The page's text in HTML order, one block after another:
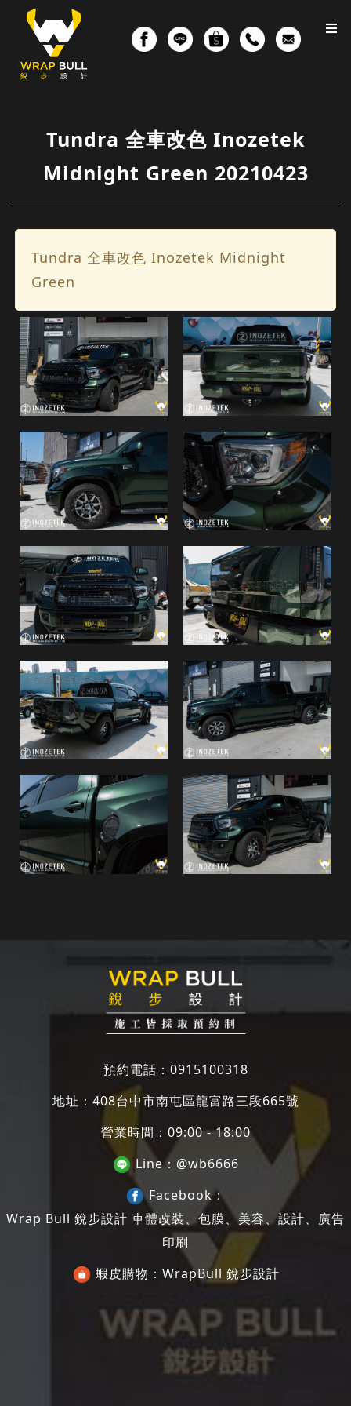
Tundra 全車改色 Inozetek
Midnight Green 20210423
Tundra 全車改色 Inozetek Midnight
Green
預約電話： 0915100318
地址： 408台中市南屯區龍富路三段665號
營業時間：09:00 - 18:00
Line： @wb6666
Facebook：
Wrap Bull 銳步設計 車體改裝、包膜、美容、設計、廣告
印刷
蝦皮購物： WrapBull 銳步設計